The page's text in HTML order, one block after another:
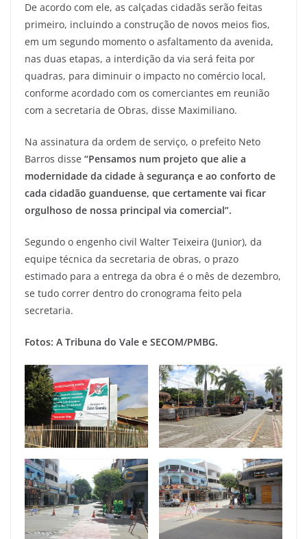
De acordo com ele, as calçadas cidadãs serão feitas
primeiro, incluindo a construção de novos meios fios,
em um segundo momento o asfaltamento da avenida,
nas duas etapas, a interdição da via será feita por
quadras, para diminuir o impacto no comércio local,
conforme acordado com os comerciantes em reunião
com a secretaria de Obras, disse Maximiliano.
Na assinatura da ordem de serviço, o prefeito Neto
Barros disse “Pensamos num projeto que alie a
modernidade da cidade à segurança e ao conforto de
cada cidadão guanduense, que certamente vai ficar
orgulhoso de nossa principal via comercial”.
Segundo o engenho civil Walter Teixeira (Junior), da
equipe técnica da secretaria de obras, o prazo
estimado para a entrega da obra é o mês de dezembro,
se tudo correr dentro do cronograma feito pela
secretaria.
Fotos: A Tribuna do Vale e SECOM/PMBG.